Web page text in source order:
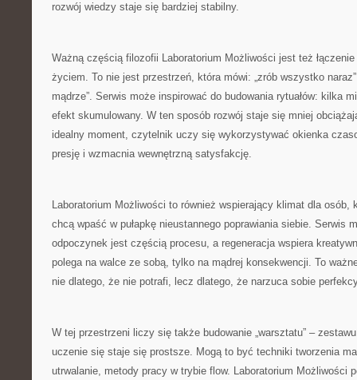
rozwój wiedzy staje się bardziej stabilny.
Ważną częścią filozofii Laboratorium Możliwości jest też
życiem. To nie jest przestrzeń, która mówi: „zrób wszystko
mądrze”. Serwis może inspirować do budowania rytuałów: kilka
efekt skumulowany. W ten sposób rozwój staje się mniej
idealny moment, czytelnik uczy się wykorzystywać okienka
presję i wzmacnia wewnętrzną satysfakcję.
Laboratorium Możliwości to również wspierający klimat dla osób,
chcą wpaść w pułapkę nieustannego poprawiania siebie. Serwis
odpoczynek jest częścią procesu, a regeneracja wspiera
polega na walce ze sobą, tylko na mądrej konsekwencji. To
nie dlatego, że nie potrafi, lecz dlatego, że narzuca sobie
W tej przestrzeni liczy się także budowanie „warsztatu” –
uczenie się staje się prostsze. Mogą to być techniki tworzenia
utrwalanie, metody pracy w trybie flow. Laboratorium Możliwości